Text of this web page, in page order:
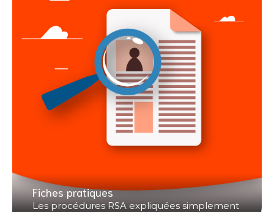
Fiches pratiques
Les procédures RSA expliquées simplement